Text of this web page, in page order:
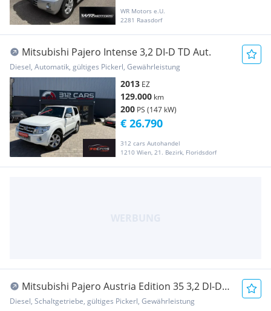
WR Motors e.U.
2281 Raasdorf
Mitsubishi Pajero Intense 3,2 DI-D TD Aut.
Diesel, Automatik, gültiges Pickerl, Gewährleistung
2013 EZ
129.000 km
200 PS (147 kW)
312 cars Autohandel
1210 Wien, 21. Bezirk, Floridsdorf
€ 26.790
Mitsubishi Pajero Austria Edition 35 3,2 DI-D
TD
Diesel, Schaltgetriebe, gültiges Pickerl, Gewährleistung